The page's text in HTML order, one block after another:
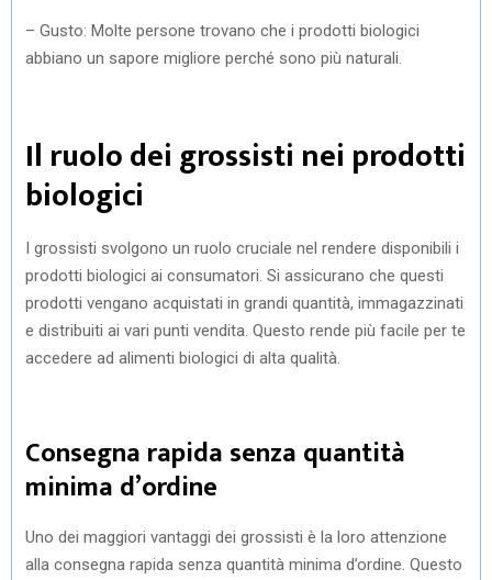
– Gusto: Molte persone trovano che i prodotti biologici
abbiano un sapore migliore perché sono più naturali.
Il ruolo dei grossisti nei prodotti
biologici
I grossisti svolgono un ruolo cruciale nel rendere disponibili i
prodotti biologici ai consumatori. Si assicurano che questi
prodotti vengano acquistati in grandi quantità, immagazzinati
e distribuiti ai vari punti vendita. Questo rende più facile per te
accedere ad alimenti biologici di alta qualità.
Consegna rapida senza quantità
minima d’ordine
Uno dei maggiori vantaggi dei grossisti è la loro attenzione
alla consegna rapida senza quantità minima d’ordine. Questo